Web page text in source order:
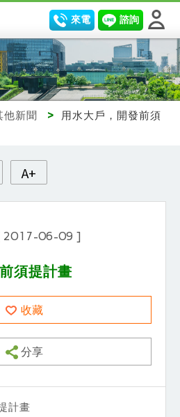
諮詢
來電
他新聞 >
用水大戶，開發前須
2017-06-09 ]
A+
須提計畫
收藏
分享
計畫